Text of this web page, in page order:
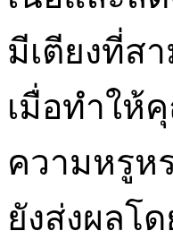
มีเตียงที่ส
เมื่อทำให้
ความหรูห
ยังส่งผลโ